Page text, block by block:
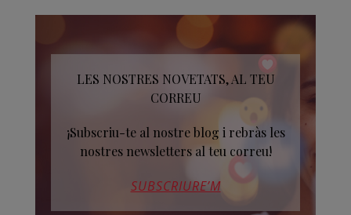
LES NOSTRES NOVETATS, AL TEU
CORREU
¡Subscriu-te al nostre blog i rebràs les
nostres newsletters al teu correu!
SUBSCRIURE’M